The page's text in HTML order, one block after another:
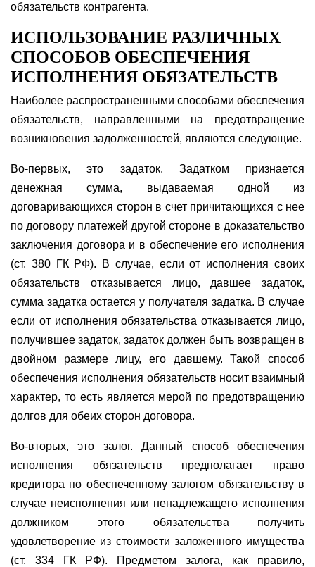
обязательств контрагента.
ИСПОЛЬЗОВАНИЕ РАЗЛИЧНЫХ
СПОСОБОВ ОБЕСПЕЧЕНИЯ
ИСПОЛНЕНИЯ ОБЯЗАТЕЛЬСТВ
Наиболее распространенными способами обеспечения
обязательств, направленными на предотвращение
возникновения задолженностей, являются следующие.
Во-первых, это задаток. Задатком признается
денежная сумма, выдаваемая одной из
договаривающихся сторон в счет причитающихся с нее
по договору платежей другой стороне в доказательство
заключения договора и в обеспечение его исполнения
(ст. 380 ГК РФ). В случае, если от исполнения своих
обязательств отказывается лицо, давшее задаток,
сумма задатка остается у получателя задатка. В случае
если от исполнения обязательства отказывается лицо,
получившее задаток, задаток должен быть возвращен в
двойном размере лицу, его давшему. Такой способ
обеспечения исполнения обязательств носит взаимный
характер, то есть является мерой по предотвращению
долгов для обеих сторон договора.
Во-вторых, это залог. Данный способ обеспечения
исполнения обязательств предполагает право
кредитора по обеспеченному залогом обязательству в
случае неисполнения или ненадлежащего исполнения
должником этого обязательства получить
удовлетворение из стоимости заложенного имущества
(ст. 334 ГК РФ). Предметом залога, как правило,